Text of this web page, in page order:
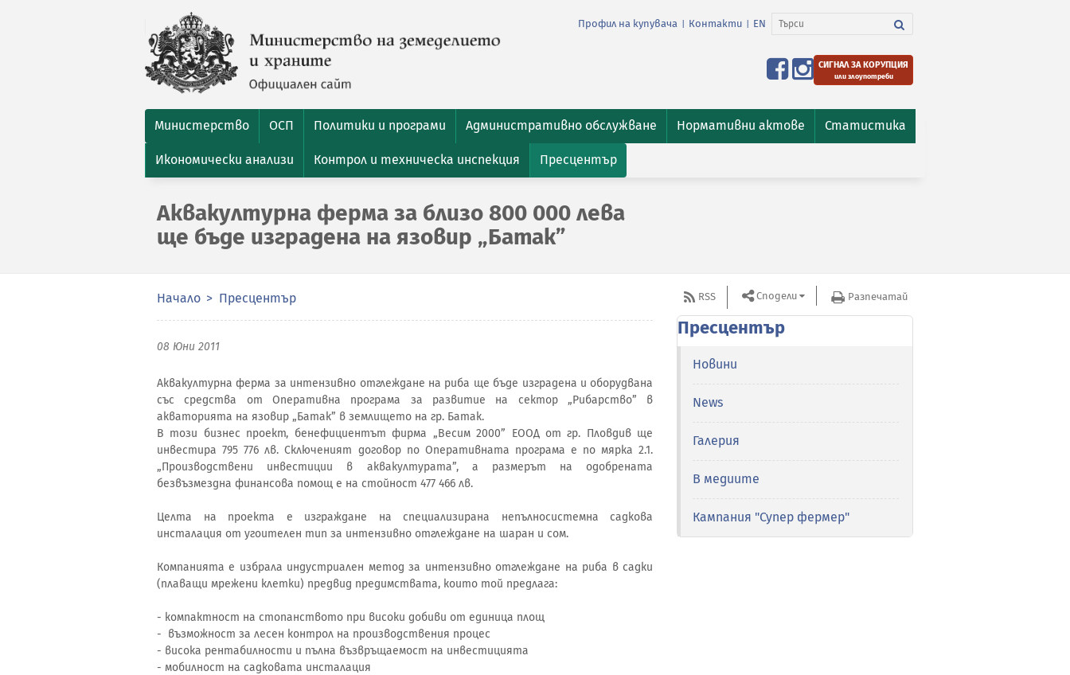
Профил на купувача Контакти EN
СИГНАЛ ЗА КОРУПЦИЯ
или злоупотреби
Министерство ОСП Политики и програми Административно обслужване Нормативни актове Статистика
Икономически анализи Контрол и техническа инспекция Пресцентър
Аквакултурна ферма за близо 800 000 лева
ще бъде изградена на язовир „Батак”
Начало Пресцентър
08 Юни 2011
Аквакултурна ферма за интензивно отглеждане на риба ще бъде изградена и оборудвана
със средства от Оперативна програма за развитие на сектор „Рибарство” в
акваторията на язовир „Батак” в землището на гр. Батак.
В този бизнес проект, бенефициентът фирма „Весим 2000” ЕООД от гр. Пловдив ще
инвестира 795 776 лв. Сключеният договор по Оперативната програма е по мярка 2.1.
„Производствени инвестиции в аквакултурата”, а размерът на одобрената
безвъзмездна финансова помощ е на стойност 477 466 лв.
Целта на проекта е изграждане на специализирана непълносистемна садкова
инсталация от угоителен тип за интензивно отглеждане на шаран и сом.
Компанията е избрала индустриален метод за интензивно отглеждане на риба в садки
(плаващи мрежени клетки) предвид предимствата, които той предлага:
- компактност на стопанството при високи добиви от единица площ
- възможност за лесен контрол на производствения процес
- висока рентабилности и пълна възвръщаемост на инвестицията
- мобилност на садковата инсталация
RSS Сподели Разпечатай
Пресцентър
Новини
News
Галерия
В медиите
Кампания "Супер фермер"